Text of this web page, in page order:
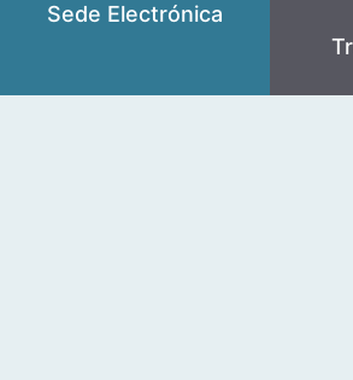
Sede Electrónica